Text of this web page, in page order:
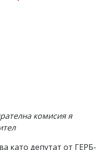
комисия я
като депутат от ГЕРБ-